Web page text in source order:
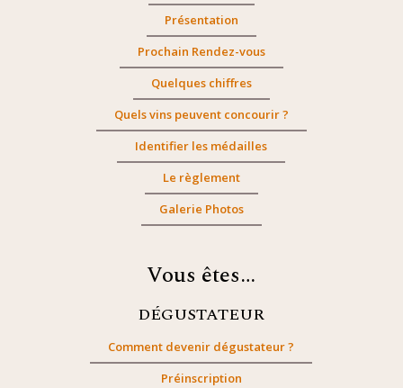
Présentation
Prochain Rendez-vous
Quelques chiffres
Quels vins peuvent concourir ?
Identifier les médailles
Le règlement
Galerie Photos
Vous êtes…
DÉGUSTATEUR
Comment devenir dégustateur ?
Préinscription